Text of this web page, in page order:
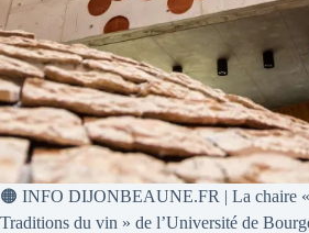
🟠 INFO DIJONBEAUNE.FR | La chaire
Traditions du vin » de l’Université de